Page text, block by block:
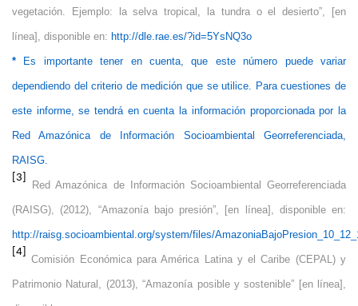
vegetación. Ejemplo: la selva tropical, la tundra o el desierto”, [en
línea], disponible en: http://dle.rae.es/?id=5YsNQ3o
* Es importante tener en cuenta, que este número puede variar
dependiendo del criterio de medición que se utilice. Para cuestiones de
este informe, se tendrá en cuenta la información proporcionada por la
Red Amazónica de Información Socioambiental Georreferenciada,
RAISG.
[3]
Red Amazónica de Información Socioambiental Georreferenciada
(RAISG), (2012), “Amazonía bajo presión”, [en línea], disponible en:
http://raisg.socioambiental.org/system/files/
[4]
Comisión Económica para América Latina y el Caribe (CEPAL) y
Patrimonio Natural, (2013), “Amazonía posible y sostenible” [en línea],